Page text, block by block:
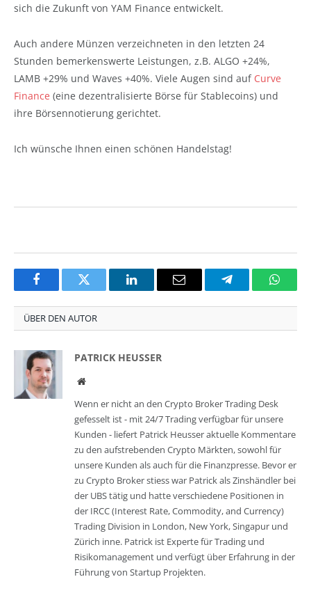
sich die Zukunft von YAM Finance entwickelt.
Auch andere Münzen verzeichneten in den letzten 24
Stunden bemerkenswerte Leistungen, z.B. ALGO +24%,
LAMB +29% und Waves +40%. Viele Augen sind auf Curve
Finance (eine dezentralisierte Börse für Stablecoins) und
ihre Börsennotierung gerichtet.
Ich wünsche Ihnen einen schönen Handelstag!
FacebookTwitter LinkedInEmail Telegram
ÜBER DEN AUTOR
PATRICK HEUSSER
Website
Wenn er nicht an den Crypto Broker Trading Desk
gefesselt ist - mit 24/7 Trading verfügbar für unsere
Kunden - liefert Patrick Heusser aktuelle Kommentare
zu den aufstrebenden Crypto Märkten, sowohl für
unsere Kunden als auch für die Finanzpresse. Bevor er
zu Crypto Broker stiess war Patrick als Zinshändler bei
der UBS tätig und hatte verschiedene Positionen in
der IRCC (Interest Rate, Commodity, and Currency)
Trading Division in London, New York, Singapur und
Zürich inne. Patrick ist Experte für Trading und
Risikomanagement und verfügt über Erfahrung in der
Führung von Startup Projekten.